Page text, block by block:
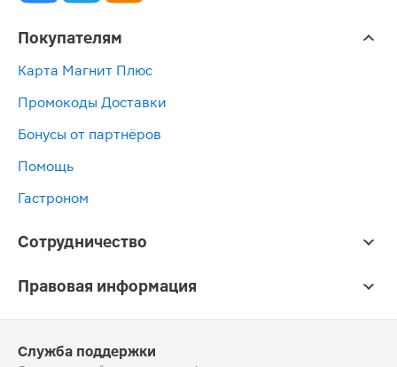
Покупателям
Карта Магнит Плюс
Промокоды Доставки
Бонусы от партнёров
Помощь
Гастроном
Сотрудничество
Правовая информация
Служба поддержки